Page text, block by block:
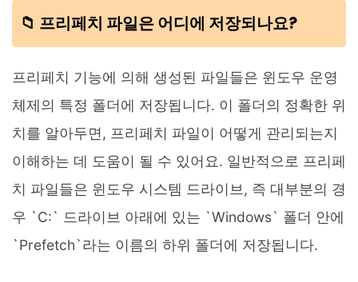
📁 프리페치 파일은 어디에 저장되나요?
프리페치 기능에 의해 생성된 파일들은 윈도우 운영
체제의 특정 폴더에 저장됩니다. 이 폴더의 정확한 위
치를 알아두면, 프리페치 파일이 어떻게 관리되는지
이해하는 데 도움이 될 수 있어요. 일반적으로 프리페
치 파일들은 윈도우 시스템 드라이브, 즉 대부분의 경
우 `C:` 드라이브 아래에 있는 `Windows` 폴더 안에
`Prefetch`라는 이름의 하위 폴더에 저장됩니다.